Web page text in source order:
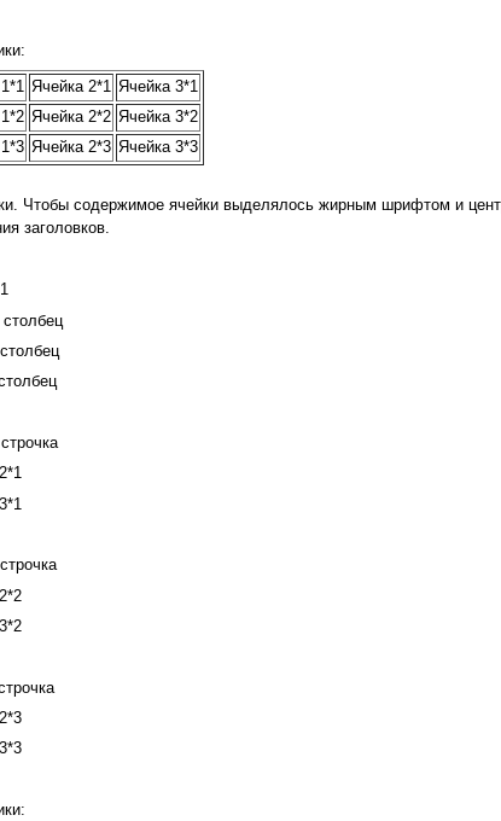
Ячейка 2*1 Ячейка 3*1
Ячейка 2*2 Ячейка 3*2
Ячейка 2*3 Ячейка 3*3
Чтобы содержимое ячейки выделялось жирным шрифтом и
заголовков.